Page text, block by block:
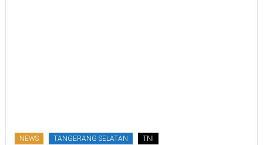
NEWS TANGERANG SELATAN TNI